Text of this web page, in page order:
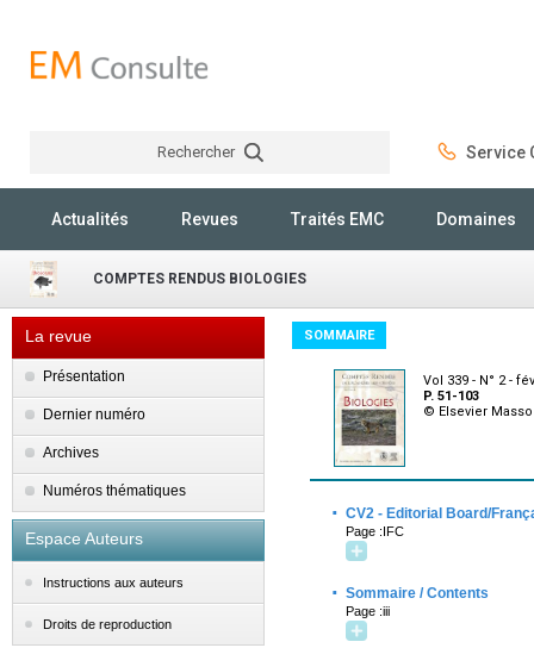
Rechercher Service
Actualités Revues Traités EMC Domaines
COMPTES RENDUS BIOLOGIES
La revue
Présentation
Dernier numéro
Archives
Numéros thématiques
Espace Auteurs
Instructions aux auteurs
Droits de reproduction
SOMMAIRE
Vol 339 - N° 2 -
P. 51-103
© Elsevier
· CV2 - Editorial Board/
Page :IFC
· Sommaire / Contents
Page :iii